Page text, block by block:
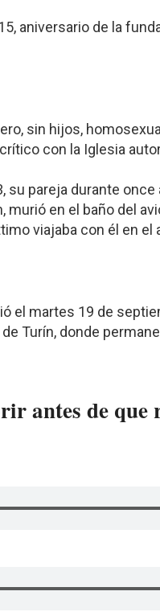
aniversario de la
sin hijos,
con la Iglesia
su pareja durante
murió en el baño del
viajaba con él en el
el martes 19 de
de Turín, donde
antes de que